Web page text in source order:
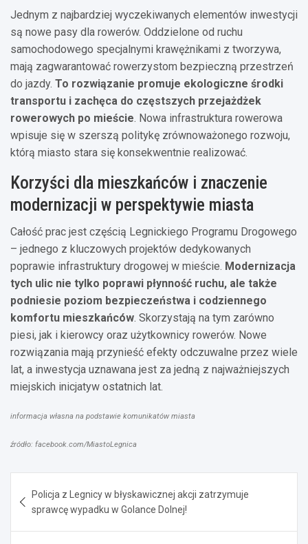
Jednym z najbardziej wyczekiwanych elementów inwestycji
są nowe pasy dla rowerów. Oddzielone od ruchu
samochodowego specjalnymi krawężnikami z tworzywa,
mają zagwarantować rowerzystom bezpieczną przestrzeń
do jazdy. To rozwiązanie promuje ekologiczne środki
transportu i zachęca do częstszych przejażdżek
rowerowych po mieście. Nowa infrastruktura rowerowa
wpisuje się w szerszą politykę zrównoważonego rozwoju,
którą miasto stara się konsekwentnie realizować.
Korzyści dla mieszkańców i znaczenie
modernizacji w perspektywie miasta
Całość prac jest częścią Legnickiego Programu Drogowego
– jednego z kluczowych projektów dedykowanych
poprawie infrastruktury drogowej w mieście. Modernizacja
tych ulic nie tylko poprawi płynność ruchu, ale także
podniesie poziom bezpieczeństwa i codziennego
komfortu mieszkańców. Skorzystają na tym zarówno
piesi, jak i kierowcy oraz użytkownicy rowerów. Nowe
rozwiązania mają przynieść efekty odczuwalne przez wiele
lat, a inwestycja uznawana jest za jedną z najważniejszych
miejskich inicjatyw ostatnich lat.
informacja własna na podstawie komunikatów miasta
źródło: facebook.com/MiastoLegnica
wpisuPolicja z Legnicy w błyskawicznej akcji zatrzymuje
sprawcę wypadku w Golance Dolnej!